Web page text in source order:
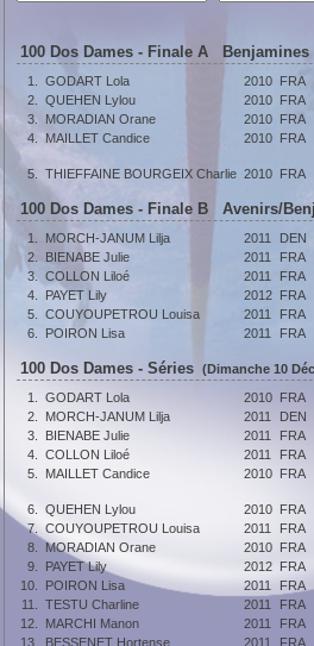
100 Dos Dames - Finale A Benjamines
1.
GODART Lola 2010 FRA
2. QUEHEN Lylou 2010 FRA
3. MORADIAN Orane 2010 FRA
4. MAILLET Candice 2010 FRA
5. THIEFFAINE BOURGEIX Charlie 2010 FRA
100 Dos Dames - Finale B Avenirs/
1.
MORCH-JANUM Lilja 2011 DEN
2. BIENABE Julie 2011 FRA
3. COLLON Liloé 2011 FRA
4. PAYET Lily 2012 FRA
5. COUYOUPETROU Louisa 2011 FRA
6. POIRON Lisa 2011 FRA
100 Dos Dames - Séries (Dimanche 10
1.
GODART Lola 2010 FRA
2.
MORCH-JANUM Lilja 2011 DEN
3.
BIENABE Julie 2011 FRA
4.
COLLON Liloé 2011 FRA
5.
MAILLET Candice 2010 FRA
6. QUEHEN Lylou 2010 FRA
7.
COUYOUPETROU Louisa 2011 FRA
8.
MORADIAN Orane 2010 FRA
9.
PAYET Lily 2012 FRA
10.
POIRON Lisa 2011 FRA
11.
TESTU Charline 2011 FRA
12. MARCHI Manon 2011 FRA
13. BESSENET Hortense 2011 FRA